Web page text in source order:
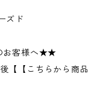
ズド
お客様へ★★
【【こちらから商品